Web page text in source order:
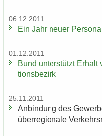
06.12.2011
Ein Jahr neuer
01.12.2011
Bund un­ter­stützt
ti­ons­be­zirk
25.11.2011
An­bin­dung des
über­re­gio­na­le